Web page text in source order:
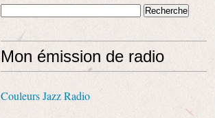
Mon émission de radio
Couleurs Jazz Radio